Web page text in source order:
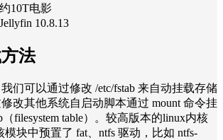
10T电影
10.8.13
法
们可以通过修改 /etc/fstab 来自动挂载存储
改其他系统自启动脚本通过 mount 命令挂
filesystem table）。较高版本的linux内核
模块中预置了 fat、ntfs 驱动，比如 ntfs-